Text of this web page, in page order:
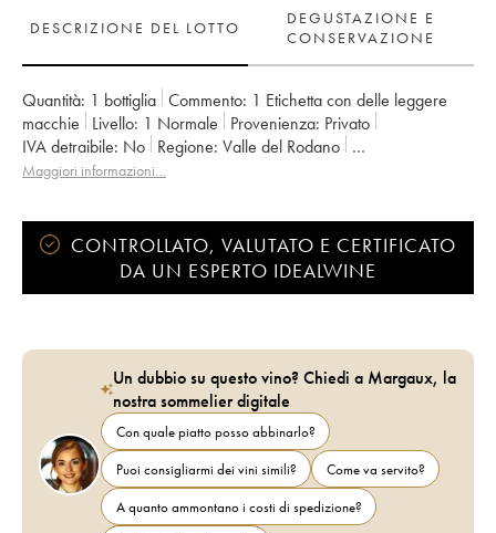
DESCRIZIONE DEL LOTTO
DEGUSTAZIONE E
CONSERVAZIONE
Quantità: 1 bottiglia Commento: 1 Etichetta con delle leggere
macchie
Livello: 1 Normale Provenienza:
privato
IVA detraibile:
no Regione:
Valle del Rodano
Denominazione:
Vaucluse (Vin de Pays de Vaucluse)
Maggiori informazioni…
CONTROLLATO, VALUTATO E CERTIFICATO
DA UN ESPERTO IDEALWINE
Un dubbio su questo vino? Chiedi a Margaux, la
nostra sommelier digitale
Con quale piatto posso abbinarlo?
Puoi consigliarmi dei vini simili?
Come va servito?
A quanto ammontano i costi di spedizione?